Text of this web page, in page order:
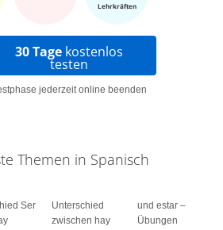
Lehrkräften
30 Tage kostenlos
testen
jederzeit online beenden
Themen in Spanisch
Ser
Unterschied
zwischen hay
und estar –
Übungen